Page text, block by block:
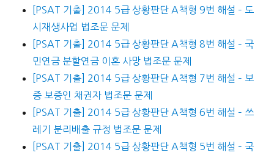
[PSAT 기출] 2014 5급 상황판단 A책형 9번 해설 – 도
시재생사업 법조문 문제
[PSAT 기출] 2014 5급 상황판단 A책형 8번 해설 – 국
민연금 분할연금 이혼 사망 법조문 문제
[PSAT 기출] 2014 5급 상황판단 A책형 7번 해설 – 보
증 보증인 채권자 법조문 문제
[PSAT 기출] 2014 5급 상황판단 A책형 6번 해설 – 쓰
레기 분리배출 규정 법조문 문제
[PSAT 기출] 2014 5급 상황판단 A책형 5번 해설 – 국